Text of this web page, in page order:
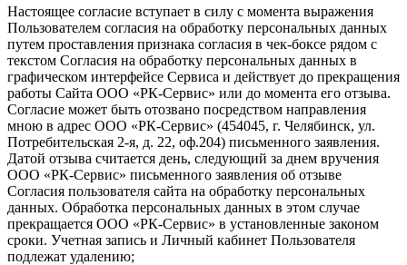
Настоящее согласие вступает в силу с момента выражения
Пользователем согласия на обработку персональных данных
путем проставления признака согласия в чек-боксе рядом с
текстом Согласия на обработку персональных данных в
графическом интерфейсе Сервиса и действует до прекращения
работы Сайта ООО «РК-Сервис» или до момента его отзыва.
Согласие может быть отозвано посредством направления
мною в адрес ООО «РК-Сервис» (454045, г. Челябинск, ул.
Потребительская 2-я, д. 22, оф.204) письменного заявления.
Датой отзыва считается день, следующий за днем вручения
ООО «РК-Сервис» письменного заявления об отзыве
Согласия пользователя сайта на обработку персональных
данных. Обработка персональных данных в этом случае
прекращается ООО «РК-Сервис» в установленные законом
сроки. Учетная запись и Личный кабинет Пользователя
подлежат удалению;